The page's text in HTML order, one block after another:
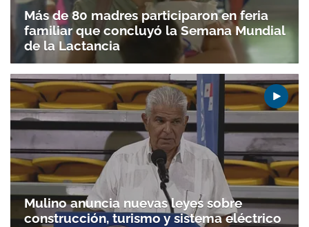
Gracias por suscribirte a nuestro boletín.
ACEPTAR
Más de 80 madres participaron en feria
familiar que concluyó la Semana Mundial
de la Lactancia
Mulino anuncia nuevas leyes sobre
construcción, turismo y sistema eléctrico